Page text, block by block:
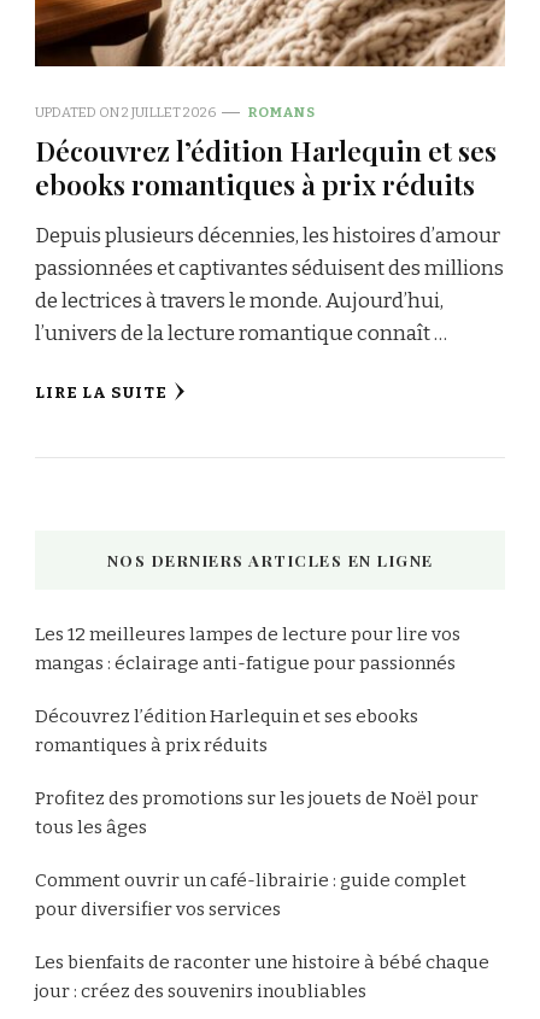
UPDATED ON2 JUILLET 2026 ROMANS
Découvrez l’édition Harlequin et ses
ebooks romantiques à prix réduits
Depuis plusieurs décennies, les histoires d’amour
passionnées et captivantes séduisent des millions
de lectrices à travers le monde. Aujourd’hui,
l’univers de la lecture romantique connaît …
LIRE LA SUITE
NOS DERNIERS ARTICLES EN LIGNE
Les 12 meilleures lampes de lecture pour lire vos
mangas : éclairage anti-fatigue pour passionnés
Découvrez l’édition Harlequin et ses ebooks
romantiques à prix réduits
Profitez des promotions sur les jouets de Noël pour
tous les âges
Comment ouvrir un café-librairie : guide complet
pour diversifier vos services
Les bienfaits de raconter une histoire à bébé chaque
jour : créez des souvenirs inoubliables